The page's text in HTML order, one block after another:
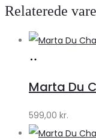
Relaterede
Marta Du
599,00 kr.